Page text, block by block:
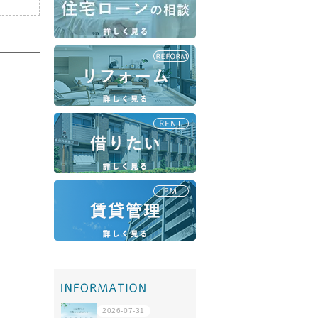
移住・転勤 共有持分